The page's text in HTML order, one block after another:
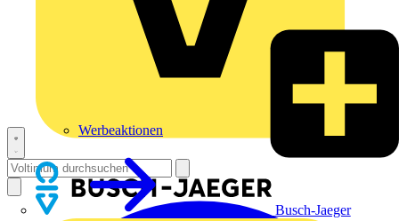
Busch-Jaeger
Werbeaktionen